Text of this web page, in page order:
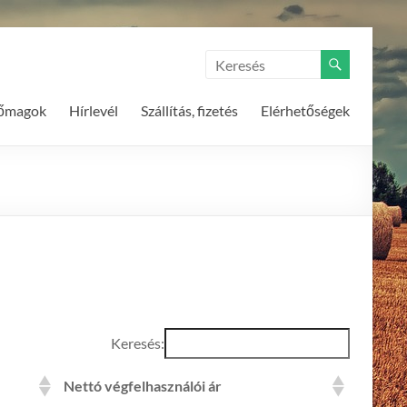
Hírlevél Szállítás, fizetés Elérhetőségek
Keresés:
Nettó végfelhasználói ár